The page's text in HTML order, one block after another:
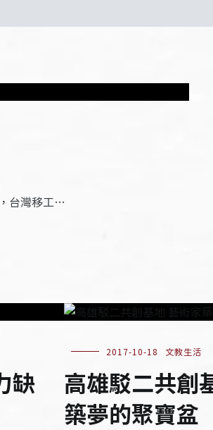
台灣移工…
缺
2017-10-18 文教生活
高雄駁二共創
築夢的聚寶盆